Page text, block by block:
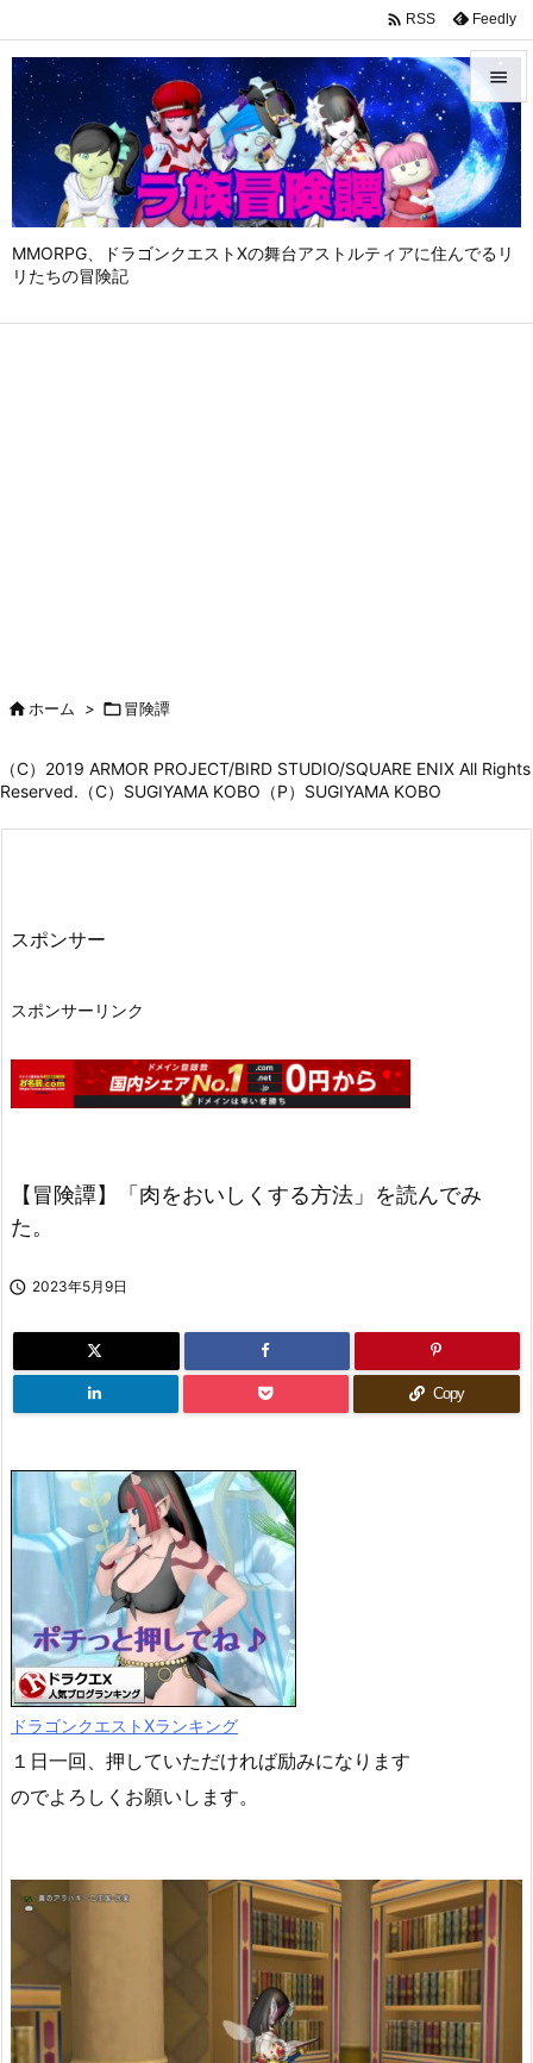
MMORPG、ドラゴンクエストⅩの舞台アストルティアに住んでるリ
リたちの冒険記


メニュ

サイド

 RSS Feedly
ホーム > 冒険譚
（C）2019 ARMOR PROJECT/BIRD STUDIO/SQUARE ENIX All Rights
Reserved.（C）SUGIYAMA KOBO（P）SUGIYAMA KOBO
スポンサー
スポンサーリンク
【冒険譚】「肉をおいしくする方法」を読んでみ
た。
 2023年5月9日
Copy
ドラゴンクエストXランキング
１日一回、押していただければ励みになります
のでよろしくお願いします。